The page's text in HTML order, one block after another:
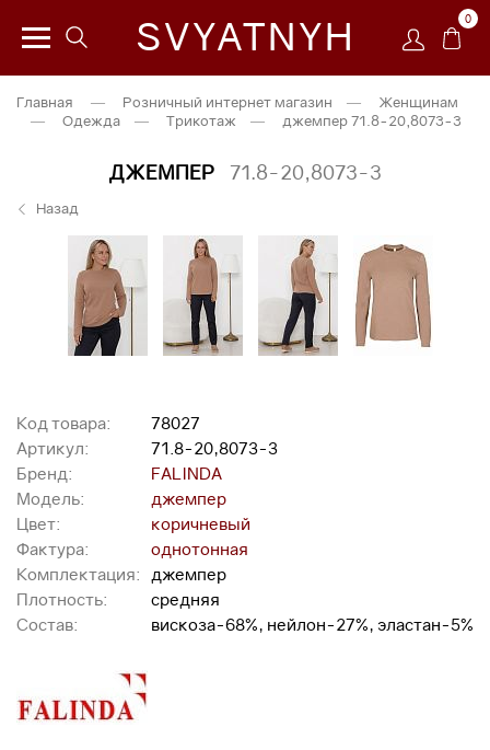
SVYATNYH 0
Главная — Розничный интернет магазин —
Женщинам
—
Одежда — Трикотаж — джемпер 71.8-20,8073-3
ДЖЕМПЕР 71.8-20,8073-3
Назад
Код товара:
78027
Артикул:
71.8-20,8073-3
Бренд:
FALINDA
Модель:
джемпер
Цвет:
коричневый
Фактура:
однотонная
Комплектация:
джемпер
Плотность:
средняя
Состав:
вискоза-68%, нейлон-27%, эластан-5%